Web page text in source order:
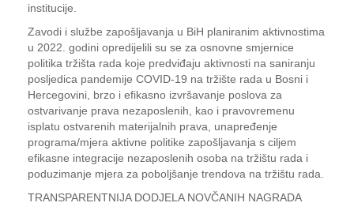
institucije.
Zavodi i službe zapošljavanja u BiH planiranim aktivnostima
u 2022. godini opredijelili su se za osnovne smjernice
politika tržišta rada koje predviđaju aktivnosti na saniranju
posljedica pandemije COVID-19 na tržište rada u Bosni i
Hercegovini, brzo i efikasno izvršavanje poslova za
ostvarivanje prava nezaposlenih, kao i pravovremenu
isplatu ostvarenih materijalnih prava, unapređenje
programa/mjera aktivne politike zapošljavanja s ciljem
efikasne integracije nezaposlenih osoba na tržištu rada i
poduzimanje mjera za poboljšanje trendova na tržištu rada.
TRANSPARENTNIJA DODJELA NOVČANIH NAGRADA